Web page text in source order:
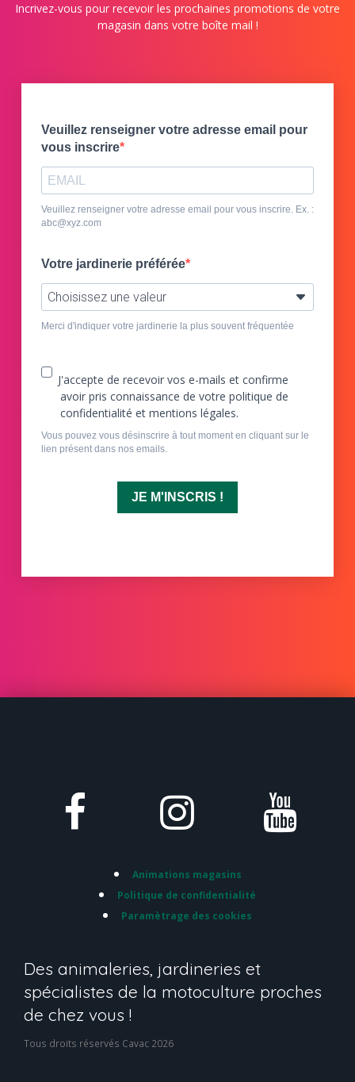
Incrivez-vous pour recevoir les prochaines promotions de votre
magasin dans votre boîte mail !
Veuillez renseigner votre adresse email pour
vous inscrire
Veuillez renseigner votre adresse email pour vous inscrire. Ex. :
abc@xyz.com
Votre jardinerie préférée
Merci d'indiquer votre jardinerie la plus souvent fréquentée
J'accepte de recevoir vos e-mails et confirme
avoir pris connaissance de votre politique de
confidentialité et mentions légales.
Vous pouvez vous désinscrire à tout moment en cliquant sur le
lien présent dans nos emails.
JE M'INSCRIS !
Animations magasins
Politique de confidentialité
Paramètrage des cookies
Des animaleries, jardineries et
spécialistes de la motoculture proches
de chez vous !
Tous droits réservés Cavac 2026